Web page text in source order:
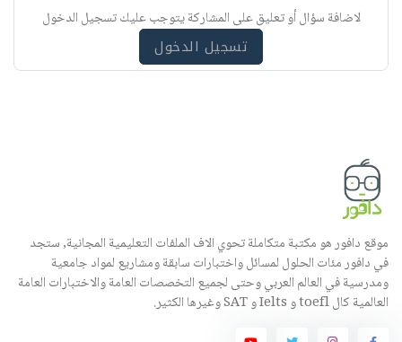
ي
لاضافة سؤال أو تعليق على المشاركة يتوجب عليك تسجيل الدخول
تسجيل الدخول
موقع دافور هو مكتبة متكاملة تحوي الاف الملفات التعليمية المجانية, ستجد
في دافور مئات الحلول لمسائل واختبارات سابقة ومشاريع لمواد جامعية
ومدرسية في العالم العربي وحتى لجميع التخصصات العامة والاختبارات العامة
العالمية كال toefl و Ielts و SAT وغيرها الكثير.